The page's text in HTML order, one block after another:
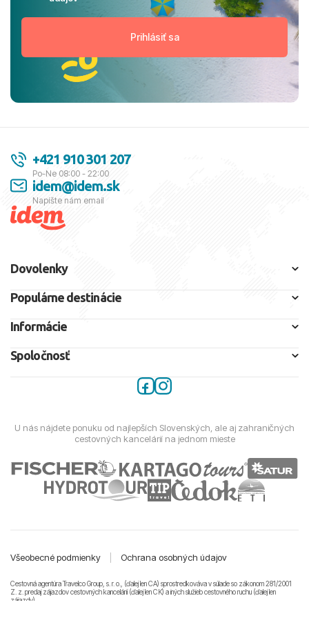
+421 910 301 207
Po-Ne 08:00 - 22:00
idem@idem.sk
Napíšte nám email
Dovolenky
Populárne destinácie
Informácie
Spoločnosť
U nás nájdete ponuku od najlepších Slovenských, ale aj zahraničných
cestovných kancelárií na jednom mieste
Všeobecné podmienky Ochrana osobných údajov
Cestovná agentúra Travelco Group, s. r. o., (ďalej len CA) sprostredkováva v súlade so zákonom 281/2001
Z. z. predaj zájazdov cestovných kancelárii (ďalej len CK) a iných služieb cestovného ruchu (ďalej len
zájazdy).